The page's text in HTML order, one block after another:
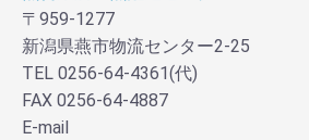
〒959-1277
新潟県燕市物流センター2-25
TEL 0256-64-4361(代)
FAX 0256-64-4887
E-mail